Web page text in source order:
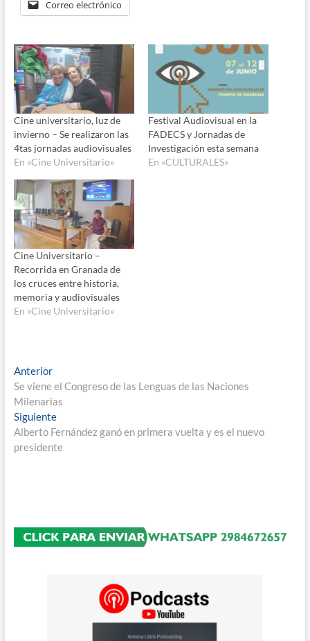
Correo electrónico
Cine universitario, luz de
invierno – Se realizaron las
4tas jornadas audiovisuales
En «Cine Universitario»
Festival Audiovisual en la
FADECS y Jornadas de
Investigación esta semana
En «CULTURALES»
Cine Universitario –
Recorrida en Granada de
los cruces entre historia,
memoria y audiovisuales
En «Cine Universitario»
Navegación
de
entradas
AnteriorEntrada
anterior:
Se viene el Congreso de las Lenguas de las Naciones
Milenarias
SiguienteEntrada
siguiente:
Alberto Fernández ganó en primera vuelta y es el nuevo
presidente